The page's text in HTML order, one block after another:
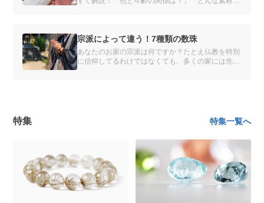
ービスも。
宗派によって違う！7種類の数珠
あなたのお家の宗派は何ですか？たとえ仏教を特別
に信仰してるわけではなくても、多くの家には先祖
特集 特集一覧へ